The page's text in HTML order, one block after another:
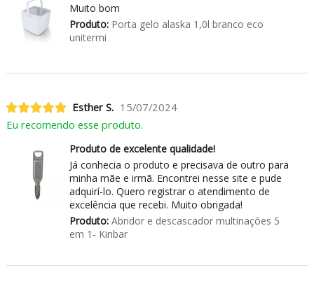
Muito bom
Produto:Porta gelo alaska 1,0l branco eco
unitermi
Esther S. 15/07/2024
Eu recomendo esse produto.
Produto de excelente qualidade!
Já conhecia o produto e precisava de outro para
minha mãe e irmã. Encontrei nesse site e pude
adquirí-lo. Quero registrar o atendimento de
excelência que recebi. Muito obrigada!
Produto:Abridor e descascador multinações 5
em 1- Kinbar